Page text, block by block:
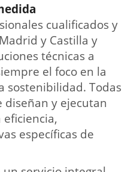
cualificados y
y Castilla y
técnicas a
el foco en la
sostenibilidad. Todas
diseñan y ejecutan
específicas de